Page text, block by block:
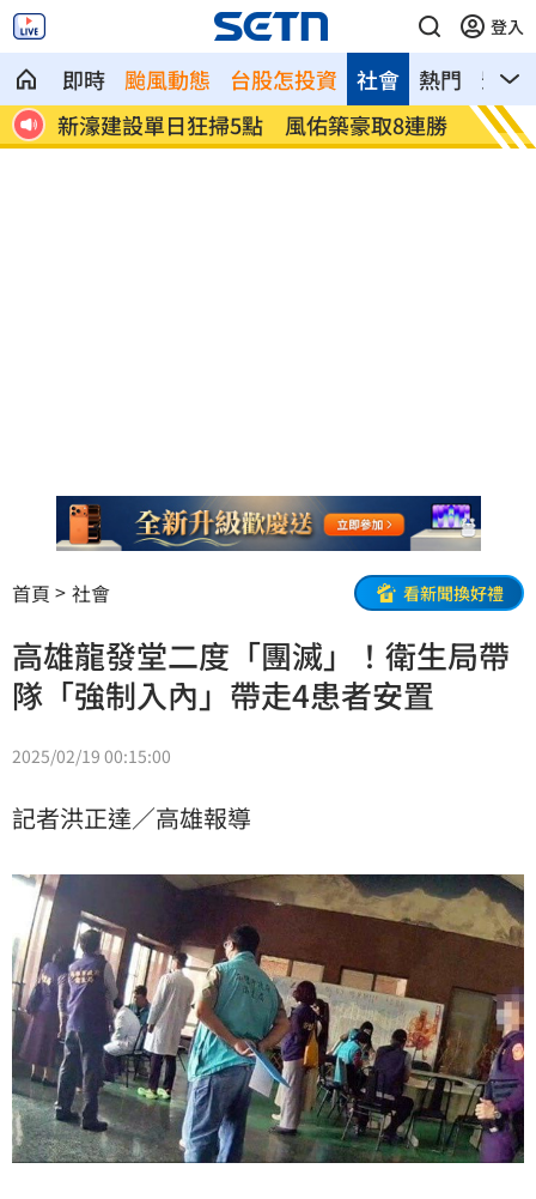
登入
即時 颱風動態 台股怎投資 熱門 影音
社會
新濠建設單日狂掃5點 風佑築豪取8連勝
震後
金
首頁 社會 看新聞換好禮
高雄龍發堂二度「團滅」！衛生局帶
隊「強制入內」帶走4患者安置
2025/02/19 00:15:00
記者洪正達／高雄報導